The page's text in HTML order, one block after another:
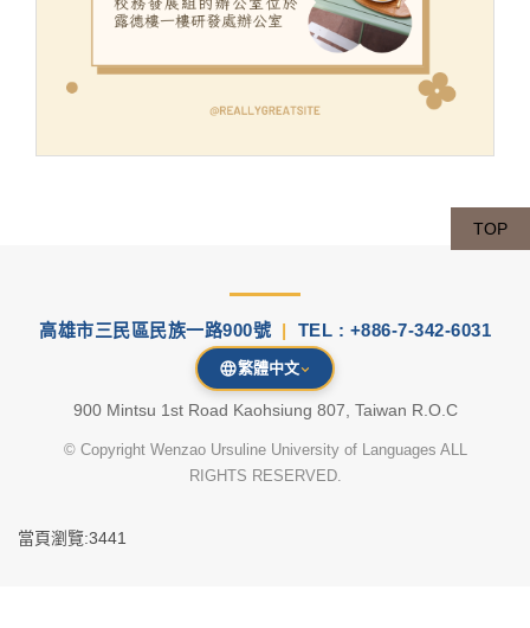
高雄市三民區民族一路900號 | TEL : +886-7-342-6031
繁體中文
900 Mintsu 1st Road Kaohsiung 807, Taiwan R.O.C
© Copyright Wenzao Ursuline University of Languages ALL
RIGHTS RESERVED.
當頁瀏覽:3441
TOP